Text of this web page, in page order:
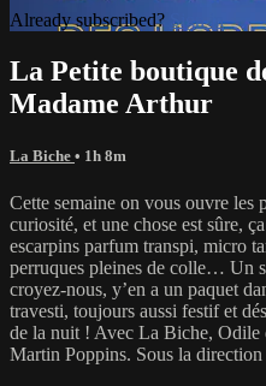
Already subscribed? Sign in
La Petite boutique
Madame Arthur
La Biche • 1h 8m
Cette semaine on vous ouvre les
curiosité, et une chose est sûre,
escarpins parfum transpi, micro
perruques pleines de colle… Un
croyez-nous, y’en a un paquet
travesti, toujours aussi festif et
de la nuit ! Avec La Biche,
Martin Poppins. Sous la